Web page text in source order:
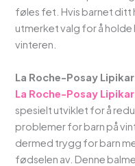
føles fet. Hvis barnet ditt
utmerket valg for å holde
vinteren.
La Roche-Posay Lipikar
La Roche-Posay Lipikar
spesielt utviklet for å
problemer for barn på
dermed trygg for barn
fødselen av. Denne